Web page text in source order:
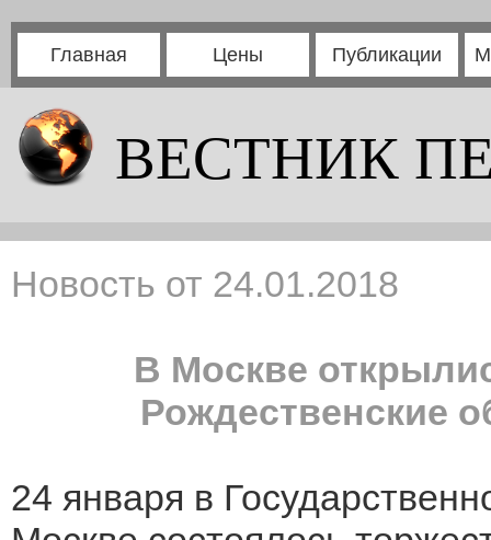
Главная Цены Публикации
ВЕСТНИК
Новость от 24.01.2018
В Москве
Рождественские
24 января в